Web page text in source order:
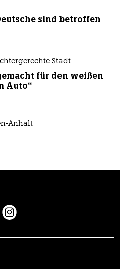
sind betroffen
Stadt
für den weißen
Auto“
Anhalt